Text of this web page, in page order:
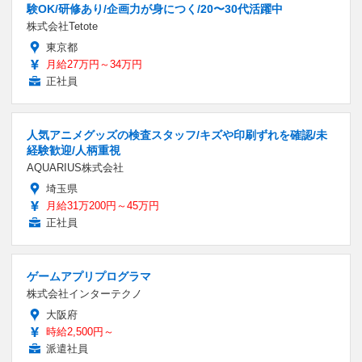
験OK/研修あり/企画力が身につく/20〜30代活躍中
株式会社Tetote
東京都
月給27万円～34万円
正社員
人気アニメグッズの検査スタッフ/キズや印刷ずれを確認/未
経験歓迎/人柄重視
AQUARIUS株式会社
埼玉県
月給31万200円～45万円
正社員
ゲームアプリプログラマ
株式会社インターテクノ
大阪府
時給2,500円～
派遣社員